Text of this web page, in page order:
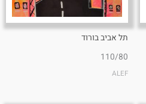
תל אביב בורוד
110/80
ALEF